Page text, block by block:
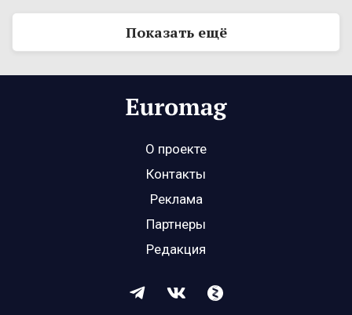
Показать ещё
О проекте
Контакты
Реклама
Партнеры
Редакция